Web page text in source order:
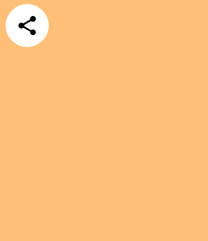
Teilen